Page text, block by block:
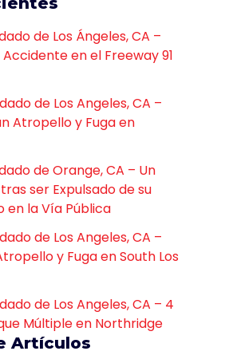
de Los Ángeles, CA –
en el Freeway 91
de Los Angeles, CA –
Atropello y Fuga en
de Orange, CA – Un
ser Expulsado de su
en la Vía Pública
de Los Angeles, CA –
y Fuga en South Los
de Los Angeles, CA – 4
Múltiple en Northridge
Artículos